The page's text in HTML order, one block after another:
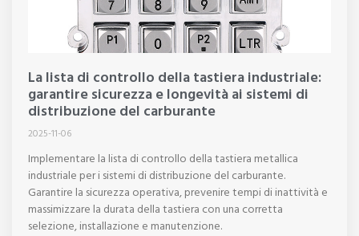
La lista di controllo della tastiera industriale:
garantire sicurezza e longevità ai sistemi di
distribuzione del carburante
2025-11-06
Implementare la lista di controllo della tastiera metallica
industriale per i sistemi di distribuzione del carburante.
Garantire la sicurezza operativa, prevenire tempi di inattività e
massimizzare la durata della tastiera con una corretta
selezione, installazione e manutenzione.